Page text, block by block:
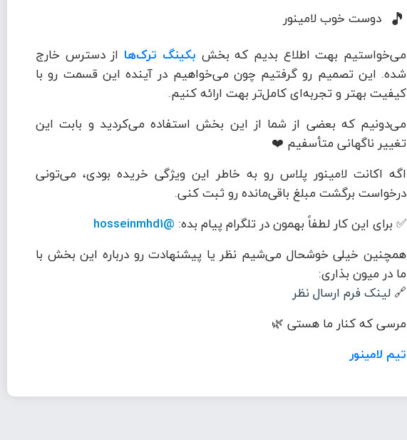
🎵 دوست خوب لامینور
می‌خواستیم بهت اطلاع بدیم که بخش بکینگ ترک‌ها از دسترس خارج
شده. این تصمیم رو گرفتیم چون می‌خواهیم در آینده این قسمت رو با
کیفیت بهتر و تجربه‌ای کامل‌تر بهت ارائه کنیم.
می‌دونیم که بعضی از شما از این بخش استفاده می‌کردید و بابت این
تغییر ناگهانی متأسفیم ❤️
اگه اکانت لامینور پلاس رو به خاطر این ویژگی خریده بودی، می‌تونی
درخواست برگشت مبلغ باقی‌مانده رو ثبت کنی.
✅ برای این کار لطفاً بهمون در تلگرام پیام بده: @hosseinmhd1
همچنین خیلی خوشحال می‌شیم نظر یا پیشنهادت رو درباره این بخش با
ما در میون بذاری:
🔗 لینک فرم ارسال نظر
مرسی که کنار ما هستی 🌿
تیم لامینور